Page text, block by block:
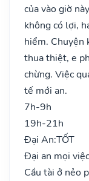
của vào giờ
không có lợi,
hiểm. Chuyện
thua thiệt, e
chừng. Việc
tế mới an.
7h-9h
19h-21h
Đại An:TỐT
Đại an mọi
Cầu tài ở nẻo